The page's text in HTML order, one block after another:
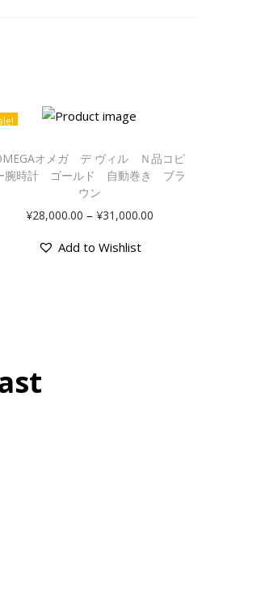
オメガ デ ヴィル Ｎ品コピ
腕時計 ゴールド 自動巻き ブラ
ウン
¥28,000.00 – ¥31,000.00
Add to Wishlist